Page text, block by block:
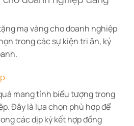
mạ vàng cho doanh nghiệp
trong các sự kiện tri ân, kỷ
mang tính biểu tượng trong
Đây là lựa chọn phù hợp để
các dịp ký kết hợp đồng